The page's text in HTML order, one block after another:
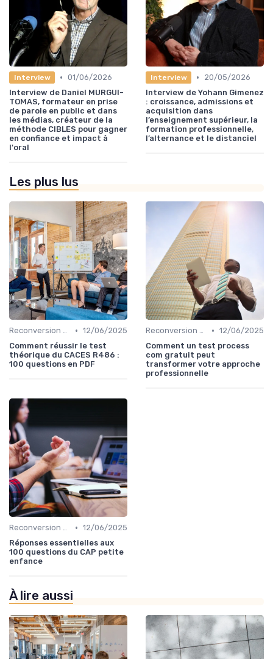
Interview • 01/06/2026
Interview de Daniel MURGUI-
TOMAS, formateur en prise
de parole en public et dans
les médias, créateur de la
méthode CIBLES pour gagner
en confiance et impact à
l'oral
Interview •
20/05/2026
Interview de Yohann Gimenez
: croissance, admissions et
acquisition dans
l’enseignement supérieur, la
formation professionnelle,
l’alternance et le distanciel
Les plus lus
Reconversion et Montée en Compétences • 12/06/2025
Comment réussir le test
théorique du CACES R486 :
100 questions en PDF
Reconversion et Montée en Compétences • 12/06/2025
Comment un test process
com gratuit peut
transformer votre approche
professionnelle
Reconversion et Montée en Compétences • 12/06/2025
Réponses essentielles aux
100 questions du CAP petite
enfance
À lire aussi